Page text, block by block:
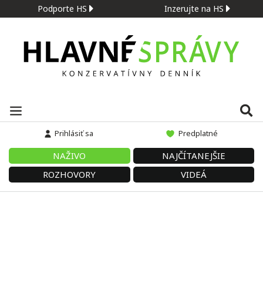
Podporte HS Inzerujte na HS
Prihlásiť sa Predplatné
NAŽIVO
NAJČÍTANEJŠIE
ROZHOVORY
VIDEÁ